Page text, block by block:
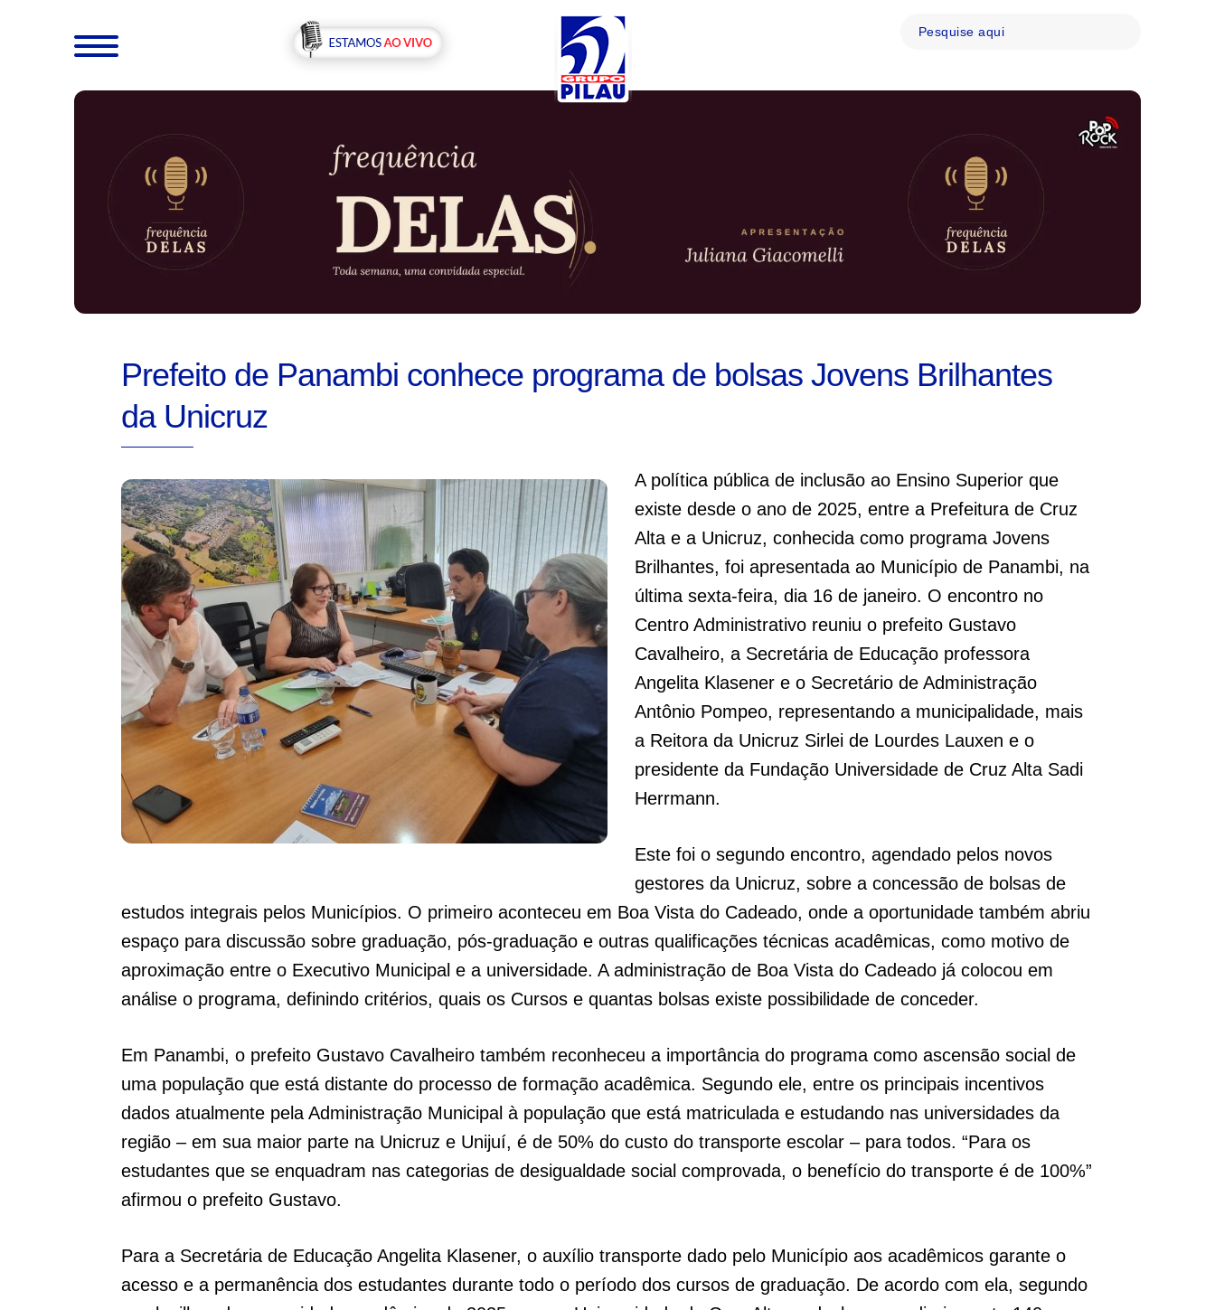
Prefeito de Panambi conhece programa de bolsas Jovens Brilhantes
da Unicruz
A política pública de inclusão ao Ensino Superior que
existe desde o ano de 2025, entre a Prefeitura de Cruz
Alta e a Unicruz, conhecida como programa Jovens
Brilhantes, foi apresentada ao Município de Panambi, na
última sexta-feira, dia 16 de janeiro. O encontro no
Centro Administrativo reuniu o prefeito Gustavo
Cavalheiro, a Secretária de Educação professora
Angelita Klasener e o Secretário de Administração
Antônio Pompeo, representando a municipalidade, mais
a Reitora da Unicruz Sirlei de Lourdes Lauxen e o
presidente da Fundação Universidade de Cruz Alta Sadi
Herrmann.
Este foi o segundo encontro, agendado pelos novos
gestores da Unicruz, sobre a concessão de bolsas de
estudos integrais pelos Municípios. O primeiro aconteceu em Boa Vista do Cadeado, onde a oportunidade também abriu
espaço para discussão sobre graduação, pós-graduação e outras qualificações técnicas acadêmicas, como motivo de
aproximação entre o Executivo Municipal e a universidade. A administração de Boa Vista do Cadeado já colocou em
análise o programa, definindo critérios, quais os Cursos e quantas bolsas existe possibilidade de conceder.
Em Panambi, o prefeito Gustavo Cavalheiro também reconheceu a importância do programa como ascensão social de
uma população que está distante do processo de formação acadêmica. Segundo ele, entre os principais incentivos
dados atualmente pela Administração Municipal à população que está matriculada e estudando nas universidades da
região – em sua maior parte na Unicruz e Unijuí, é de 50% do custo do transporte escolar – para todos. “Para os
estudantes que se enquadram nas categorias de desigualdade social comprovada, o benefício do transporte é de 100%”
afirmou o prefeito Gustavo.
Para a Secretária de Educação Angelita Klasener, o auxílio transporte dado pelo Município aos acadêmicos garante o
acesso e a permanência dos estudantes durante todo o período dos cursos de graduação. De acordo com ela, segundo